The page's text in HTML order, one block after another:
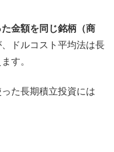
金額を同じ銘柄（商
ドルコスト平均法は長
す。
った長期積立投資には